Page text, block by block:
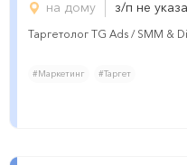
на дому з/п не
Таргетолог TG Ads / SMM &
#Маркетинг #Таргет